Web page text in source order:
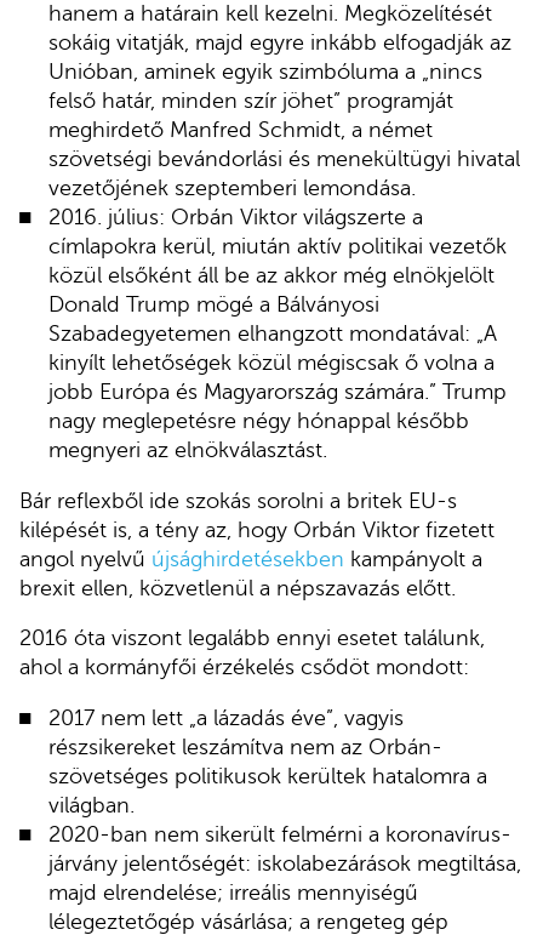
hanem a határain kell kezelni. Megközelítését
sokáig vitatják, majd egyre inkább elfogadják az
Unióban, aminek egyik szimbóluma a „nincs
felső határ, minden szír jöhet” programját
meghirdető Manfred Schmidt, a német
szövetségi bevándorlási és menekültügyi hivatal
vezetőjének szeptemberi lemondása.
2016. július: Orbán Viktor világszerte a
címlapokra kerül, miután aktív politikai vezetők
közül elsőként áll be az akkor még elnökjelölt
Donald Trump mögé a Bálványosi
Szabadegyetemen elhangzott mondatával: „A
kinyílt lehetőségek közül mégiscsak ő volna a
jobb Európa és Magyarország számára.” Trump
nagy meglepetésre négy hónappal később
megnyeri az elnökválasztást.
Bár reflexből ide szokás sorolni a britek EU-s
kilépését is, a tény az, hogy Orbán Viktor fizetett
angol nyelvű újsághirdetésekben kampányolt a
brexit ellen, közvetlenül a népszavazás előtt.
2016 óta viszont legalább ennyi esetet találunk,
ahol a kormányfői érzékelés csődöt mondott:
2017 nem lett „a lázadás éve”, vagyis
részsikereket leszámítva nem az Orbán-
szövetséges politikusok kerültek hatalomra a
világban.
2020-ban nem sikerült felmérni a koronavírus-
járvány jelentőségét: iskolabezárások megtiltása,
majd elrendelése; irreális mennyiségű
lélegeztetőgép vásárlása; a rengeteg gép